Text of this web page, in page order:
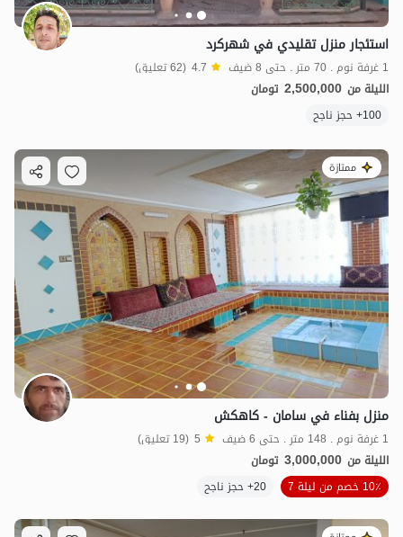
مليون ت 4.7
5مليون ت 4.8
استئجار منزل تقليدي في شهركرد
1 غرفة نوم . 70 متر . حتى 8 ضيف 4.7 (62 تعليق)
الليلة من 2,500,000 تومان
100+ حجز ناجح
ممتازة
منزل بفناء في سامان - كاهكش
1 غرفة نوم . 148 متر . حتى 6 ضيف 5 (19 تعليق)
الليلة من 3,000,000 تومان
10٪ خصم من ليلة 7
20+ حجز ناجح